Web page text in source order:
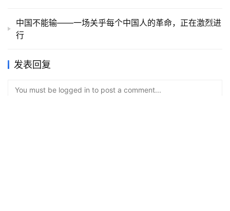
中国不能输——一场关乎每个中国人的革命，正在激烈进
行
发表回复
You must be logged in to post a comment...